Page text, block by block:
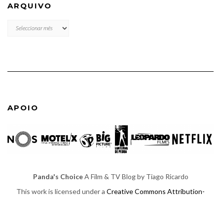
ARQUIVO
ARQUIVO
APOIO
Panda's ChoiceA Film & TV Blog by Tiago Ricardo
This work is licensed under a Creative Commons Attribution-